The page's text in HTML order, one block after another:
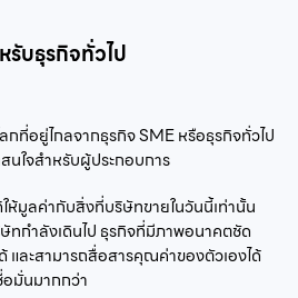
รับธุรกิจทั่วไป
กที่อยู่ไกลจากธุรกิจ SME หรือธุรกิจทั่วไป
ใจสำหรับผู้ประกอบการ
ห้มูลค่ากับสิ่งที่บริษัทขายในวันนี้เท่านั้น
ทกำลังเดินไป ธุรกิจที่มีภาพอนาคตชัด
ด้ และสามารถสื่อสารคุณค่าของตัวเองได้
อมั่นมากกว่า